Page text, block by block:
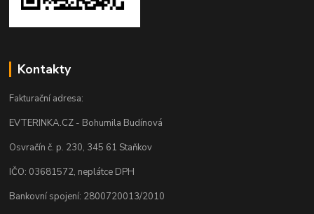
Kontakty
Fakturační adresa:
EVTERINKA.CZ - Bohumila Budínová
Osvračín č. p. 230, 345 61 Staňkov
IČO: 03681572, neplátce DPH
Bankovní spojení: 2800720013/2010